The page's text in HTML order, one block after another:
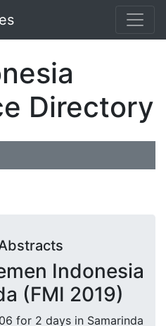
Directory
Indonesia
(FMI 2019)
for 2 days in Samarinda